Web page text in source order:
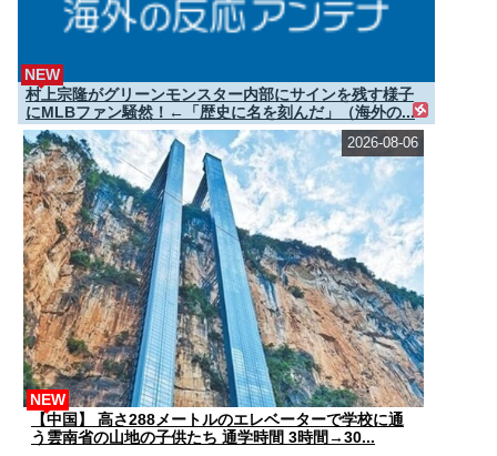
村上宗隆がグリーンモンスター内部にサインを残す様子
にMLBファン騒然！←「歴史に名を刻んだ」（海外の...
NEW
【中国】 高さ288メートルのエレベーターで学校に通
う雲南省の山地の子供たち 通学時間 3時間→30...
NEW
2026-08-06